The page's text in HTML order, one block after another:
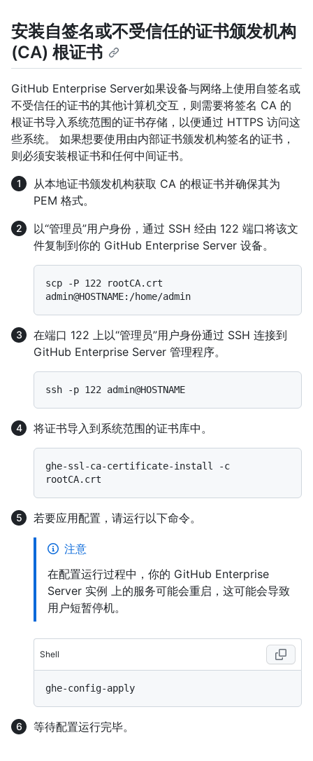
安装自签名或不受信任的证书颁发机构
(CA) 根证书
GitHub Enterprise Server如果设备与网络上使用自签名或
不受信任的证书的其他计算机交互，则需要将签名 CA 的
根证书导入系统范围的证书存储，以便通过 HTTPS 访问这
些系统。 如果想要使用由内部证书颁发机构签名的证书，
则必须安装根证书和任何中间证书。
从本地证书颁发机构获取 CA 的根证书并确保其为
PEM 格式。
以“管理员”用户身份，通过 SSH 经由 122 端口将该文
件复制到你的 GitHub Enterprise Server 设备。
scp -P 122 rootCA.crt
在端口 122 上以“管理员”用户身份通过 SSH 连接到
GitHub Enterprise Server 管理程序。
将证书导入到系统范围的证书库中。
ghe-ssl-ca-certificate-install -c
若要应用配置，请运行以下命令。
注意
在配置运行过程中，你的 GitHub Enterprise
Server 实例 上的服务可能会重启，这可能会导致
用户短暂停机。
Shell
等待配置运行完毕。